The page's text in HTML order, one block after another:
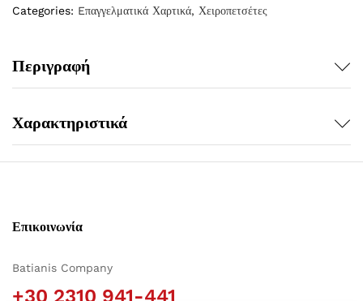
Categories: Eπαγγελματικά Χαρτικά, Χειροπετσέτες
Περιγραφή
Χαρακτηριστικά
Επικοινωνία
Batianis Company
+30 2310 941-441